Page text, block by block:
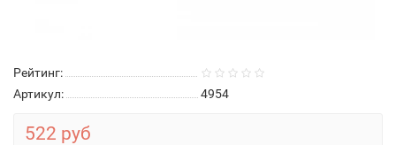
Рейтинг:
Артикул:
4954
522 руб